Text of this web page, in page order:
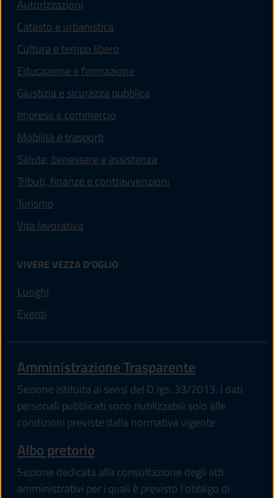
Autorizzazioni
Catasto e urbanistica
Cultura e tempo libero
Educazione e formazione
Giustizia e sicurezza pubblica
Imprese e commercio
Mobilità e trasporti
Salute, benessere e assistenza
Tributi, finanze e contravvenzioni
Turismo
Vita lavorativa
VIVERE VEZZA D'OGLIO
Luoghi
Eventi
Amministrazione Trasparente
Sezione istituita ai sensi del D.lgs. 33/2013. I dati
personali pubblicati sono riutilizzabili solo alle
condizioni previste dalla normativa vigente
Albo pretorio
Sezione dedicata alla consultazione degli atti
amministrativi per i quali è previsto l'obbligo di